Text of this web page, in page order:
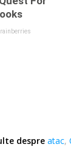
despre atac,